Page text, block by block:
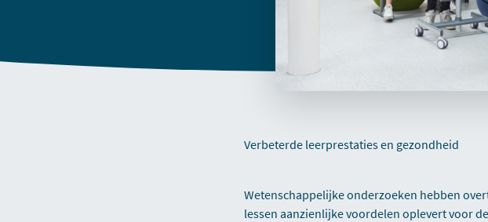
Verbeterde leerprestaties en gezondheid
Wetenschappelijke onderzoeken hebben
lessen aanzienlijke voordelen oplevert voor